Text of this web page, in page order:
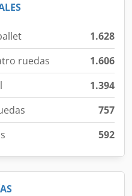
1.628
ruedas
1.606
1.394
757
592